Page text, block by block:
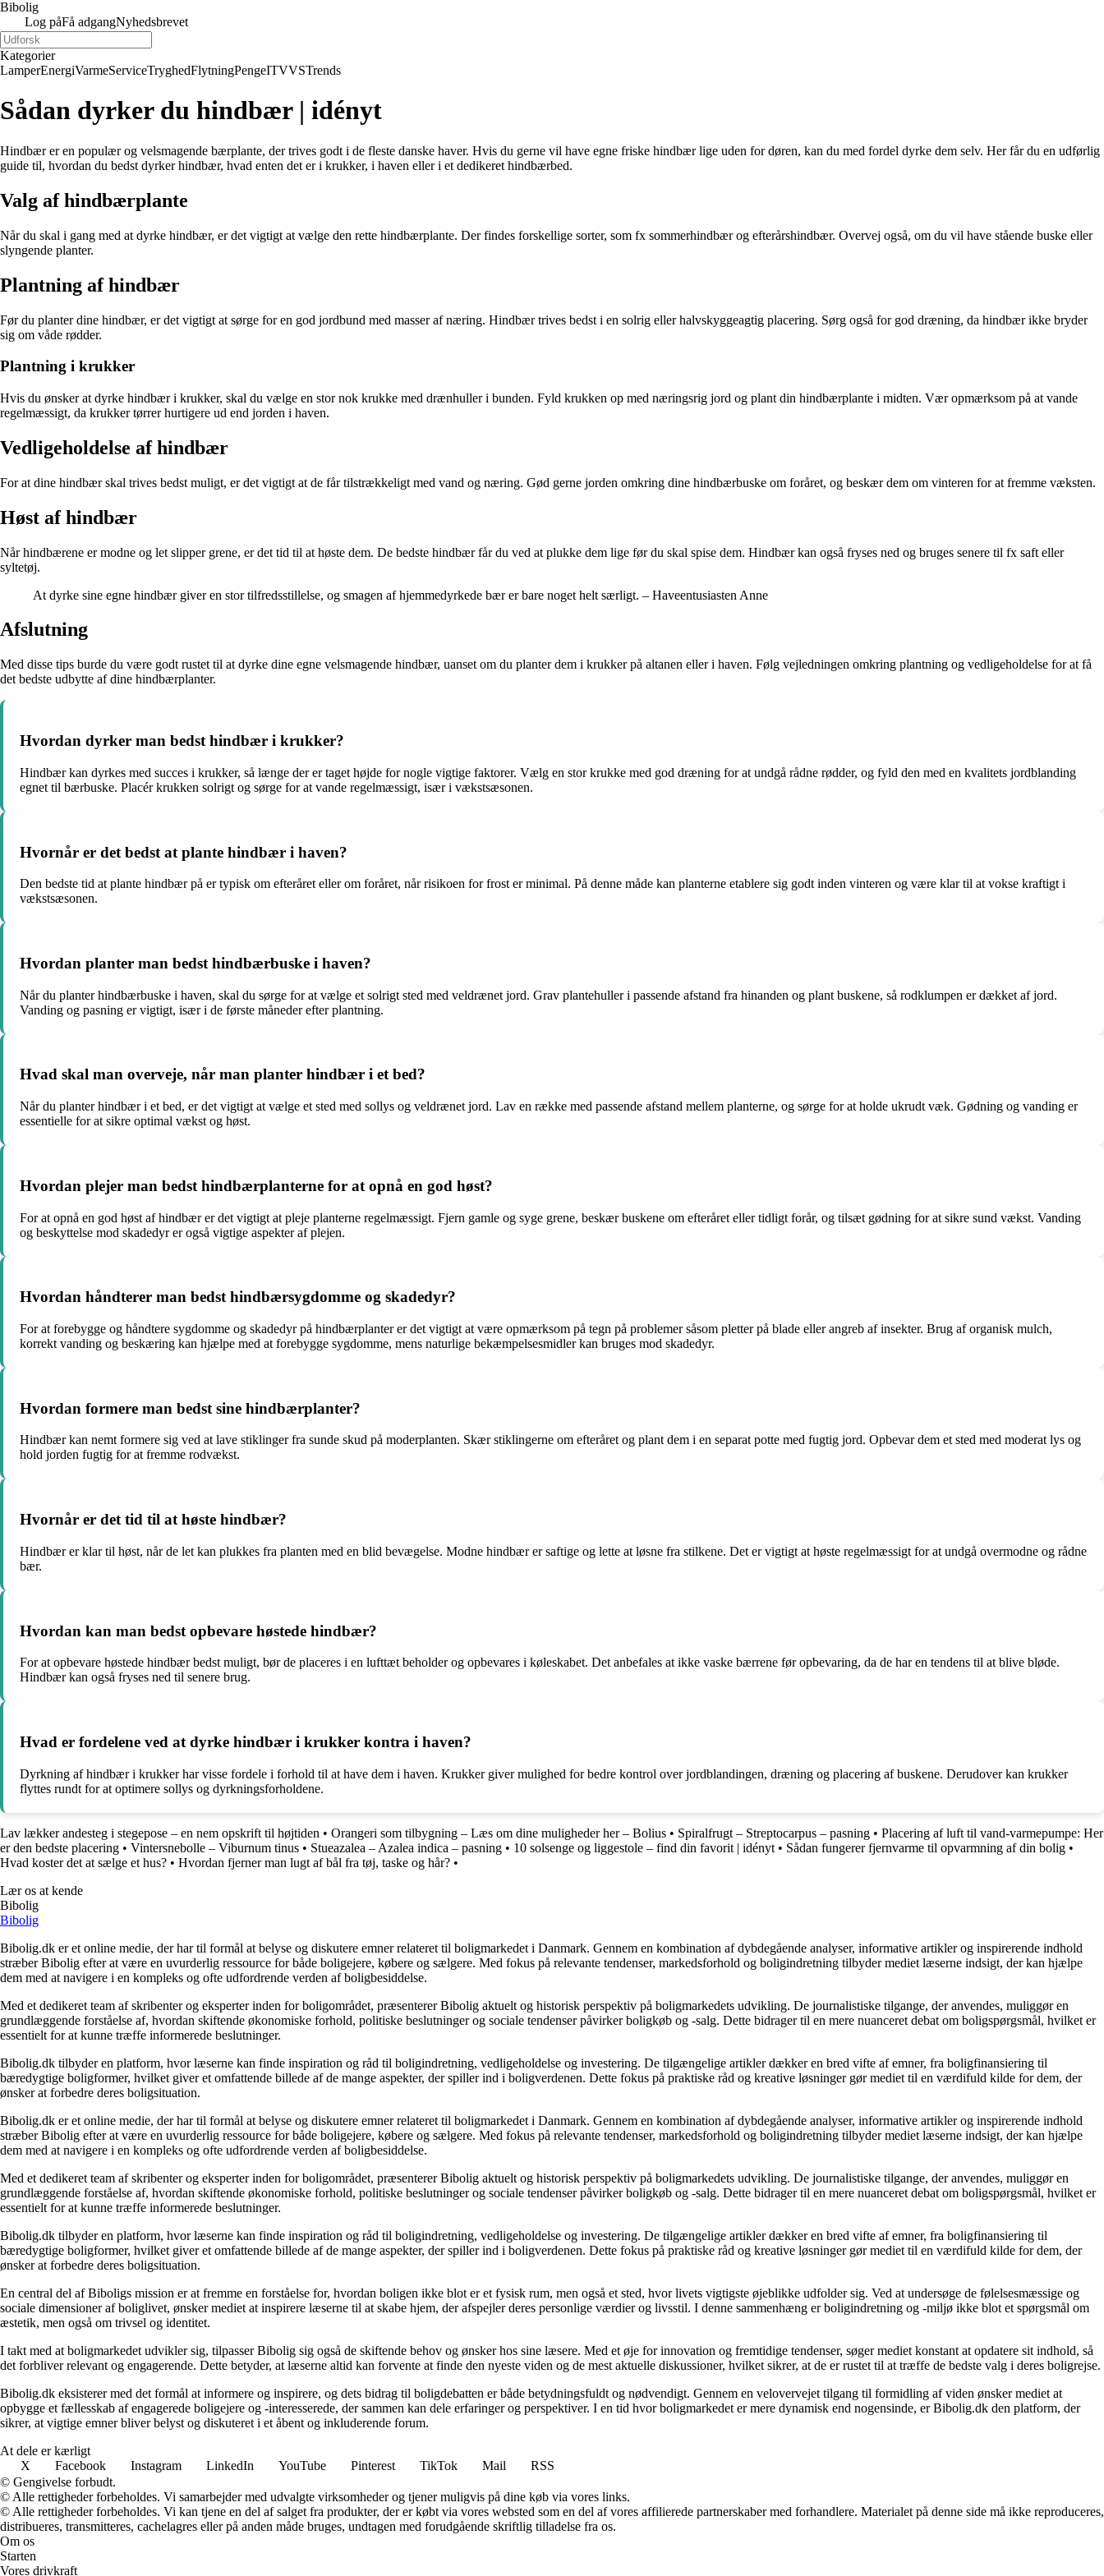
Bibolig
Log påFå adgangNyhedsbrevet
Kategorier
LamperEnergiVarmeServiceTryghedFlytningPengeITVVSTrends
Sådan dyrker du hindbær | idényt
Hindbær er en populær og velsmagende bærplante, der trives godt i de fleste danske haver. Hvis du gerne vil have egne friske hindbær lige uden for døren, kan du med fordel dyrke dem selv. Her får du en udførlig
guide til, hvordan du bedst dyrker hindbær, hvad enten det er i krukker, i haven eller i et dedikeret hindbærbed.
Valg af hindbærplante
Når du skal i gang med at dyrke hindbær, er det vigtigt at vælge den rette hindbærplante. Der findes forskellige sorter, som fx sommerhindbær og efterårshindbær. Overvej også, om du vil have stående buske eller
slyngende planter.
Plantning af hindbær
Før du planter dine hindbær, er det vigtigt at sørge for en god jordbund med masser af næring. Hindbær trives bedst i en solrig eller halvskyggeagtig placering. Sørg også for god dræning, da hindbær ikke bryder
sig om våde rødder.
Plantning i krukker
Hvis du ønsker at dyrke hindbær i krukker, skal du vælge en stor nok krukke med drænhuller i bunden. Fyld krukken op med næringsrig jord og plant din hindbærplante i midten. Vær opmærksom på at vande
regelmæssigt, da krukker tørrer hurtigere ud end jorden i haven.
Vedligeholdelse af hindbær
For at dine hindbær skal trives bedst muligt, er det vigtigt at de får tilstrækkeligt med vand og næring. Gød gerne jorden omkring dine hindbærbuske om foråret, og beskær dem om vinteren for at fremme væksten.
Høst af hindbær
Når hindbærene er modne og let slipper grene, er det tid til at høste dem. De bedste hindbær får du ved at plukke dem lige før du skal spise dem. Hindbær kan også fryses ned og bruges senere til fx saft eller
syltetøj.
At dyrke sine egne hindbær giver en stor tilfredsstillelse, og smagen af hjemmedyrkede bær er bare noget helt særligt. – Haveentusiasten Anne
Afslutning
Med disse tips burde du være godt rustet til at dyrke dine egne velsmagende hindbær, uanset om du planter dem i krukker på altanen eller i haven. Følg vejledningen omkring plantning og vedligeholdelse for at få
det bedste udbytte af dine hindbærplanter.
Hvordan dyrker man bedst hindbær i krukker?
Hindbær kan dyrkes med succes i krukker, så længe der er taget højde for nogle vigtige faktorer. Vælg en stor krukke med god dræning for at undgå rådne rødder, og fyld den med en kvalitets jordblanding
egnet til bærbuske. Placér krukken solrigt og sørge for at vande regelmæssigt, især i vækstsæsonen.
Hvornår er det bedst at plante hindbær i haven?
Den bedste tid at plante hindbær på er typisk om efteråret eller om foråret, når risikoen for frost er minimal. På denne måde kan planterne etablere sig godt inden vinteren og være klar til at vokse kraftigt i
vækstsæsonen.
Hvordan planter man bedst hindbærbuske i haven?
Når du planter hindbærbuske i haven, skal du sørge for at vælge et solrigt sted med veldrænet jord. Grav plantehuller i passende afstand fra hinanden og plant buskene, så rodklumpen er dækket af jord.
Vanding og pasning er vigtigt, især i de første måneder efter plantning.
Hvad skal man overveje, når man planter hindbær i et bed?
Når du planter hindbær i et bed, er det vigtigt at vælge et sted med sollys og veldrænet jord. Lav en række med passende afstand mellem planterne, og sørge for at holde ukrudt væk. Gødning og vanding er
essentielle for at sikre optimal vækst og høst.
Hvordan plejer man bedst hindbærplanterne for at opnå en god høst?
For at opnå en god høst af hindbær er det vigtigt at pleje planterne regelmæssigt. Fjern gamle og syge grene, beskær buskene om efteråret eller tidligt forår, og tilsæt gødning for at sikre sund vækst. Vanding
og beskyttelse mod skadedyr er også vigtige aspekter af plejen.
Hvordan håndterer man bedst hindbærsygdomme og skadedyr?
For at forebygge og håndtere sygdomme og skadedyr på hindbærplanter er det vigtigt at være opmærksom på tegn på problemer såsom pletter på blade eller angreb af insekter. Brug af organisk mulch,
korrekt vanding og beskæring kan hjælpe med at forebygge sygdomme, mens naturlige bekæmpelsesmidler kan bruges mod skadedyr.
Hvordan formere man bedst sine hindbærplanter?
Hindbær kan nemt formere sig ved at lave stiklinger fra sunde skud på moderplanten. Skær stiklingerne om efteråret og plant dem i en separat potte med fugtig jord. Opbevar dem et sted med moderat lys og
hold jorden fugtig for at fremme rodvækst.
Hvornår er det tid til at høste hindbær?
Hindbær er klar til høst, når de let kan plukkes fra planten med en blid bevægelse. Modne hindbær er saftige og lette at løsne fra stilkene. Det er vigtigt at høste regelmæssigt for at undgå overmodne og rådne
bær.
Hvordan kan man bedst opbevare høstede hindbær?
For at opbevare høstede hindbær bedst muligt, bør de placeres i en lufttæt beholder og opbevares i køleskabet. Det anbefales at ikke vaske bærrene før opbevaring, da de har en tendens til at blive bløde.
Hindbær kan også fryses ned til senere brug.
Hvad er fordelene ved at dyrke hindbær i krukker kontra i haven?
Dyrkning af hindbær i krukker har visse fordele i forhold til at have dem i haven. Krukker giver mulighed for bedre kontrol over jordblandingen, dræning og placering af buskene. Derudover kan krukker
flyttes rundt for at optimere sollys og dyrkningsforholdene.
Lav lækker andesteg i stegepose – en nem opskrift til højtiden • Orangeri som tilbygning – Læs om dine muligheder her – Bolius • Spiralfrugt – Streptocarpus – pasning • Placering af luft til vand-varmepumpe: Her
er den bedste placering • Vintersnebolle – Viburnum tinus • Stueazalea – Azalea indica – pasning • 10 solsenge og liggestole – find din favorit | idényt • Sådan fungerer fjernvarme til opvarmning af din bolig •
Hvad koster det at sælge et hus? • Hvordan fjerner man lugt af bål fra tøj, taske og hår? •
Lær os at kende
Bibolig
Bibolig
Bibolig.dk er et online medie, der har til formål at belyse og diskutere emner relateret til boligmarkedet i Danmark. Gennem en kombination af dybdegående analyser, informative artikler og inspirerende indhold
stræber Bibolig efter at være en uvurderlig ressource for både boligejere, købere og sælgere. Med fokus på relevante tendenser, markedsforhold og boligindretning tilbyder mediet læserne indsigt, der kan hjælpe
dem med at navigere i en kompleks og ofte udfordrende verden af boligbesiddelse.
Med et dedikeret team af skribenter og eksperter inden for boligområdet, præsenterer Bibolig aktuelt og historisk perspektiv på boligmarkedets udvikling. De journalistiske tilgange, der anvendes, muliggør en
grundlæggende forståelse af, hvordan skiftende økonomiske forhold, politiske beslutninger og sociale tendenser påvirker boligkøb og -salg. Dette bidrager til en mere nuanceret debat om boligspørgsmål, hvilket er
essentielt for at kunne træffe informerede beslutninger.
Bibolig.dk tilbyder en platform, hvor læserne kan finde inspiration og råd til boligindretning, vedligeholdelse og investering. De tilgængelige artikler dækker en bred vifte af emner, fra boligfinansiering til
bæredygtige boligformer, hvilket giver et omfattende billede af de mange aspekter, der spiller ind i boligverdenen. Dette fokus på praktiske råd og kreative løsninger gør mediet til en værdifuld kilde for dem, der
ønsker at forbedre deres boligsituation.
Bibolig.dk er et online medie, der har til formål at belyse og diskutere emner relateret til boligmarkedet i Danmark. Gennem en kombination af dybdegående analyser, informative artikler og inspirerende indhold
stræber Bibolig efter at være en uvurderlig ressource for både boligejere, købere og sælgere. Med fokus på relevante tendenser, markedsforhold og boligindretning tilbyder mediet læserne indsigt, der kan hjælpe
dem med at navigere i en kompleks og ofte udfordrende verden af boligbesiddelse.
Med et dedikeret team af skribenter og eksperter inden for boligområdet, præsenterer Bibolig aktuelt og historisk perspektiv på boligmarkedets udvikling. De journalistiske tilgange, der anvendes, muliggør en
grundlæggende forståelse af, hvordan skiftende økonomiske forhold, politiske beslutninger og sociale tendenser påvirker boligkøb og -salg. Dette bidrager til en mere nuanceret debat om boligspørgsmål, hvilket er
essentielt for at kunne træffe informerede beslutninger.
Bibolig.dk tilbyder en platform, hvor læserne kan finde inspiration og råd til boligindretning, vedligeholdelse og investering. De tilgængelige artikler dækker en bred vifte af emner, fra boligfinansiering til
bæredygtige boligformer, hvilket giver et omfattende billede af de mange aspekter, der spiller ind i boligverdenen. Dette fokus på praktiske råd og kreative løsninger gør mediet til en værdifuld kilde for dem, der
ønsker at forbedre deres boligsituation.
En central del af Biboligs mission er at fremme en forståelse for, hvordan boligen ikke blot er et fysisk rum, men også et sted, hvor livets vigtigste øjeblikke udfolder sig. Ved at undersøge de følelsesmæssige og
sociale dimensioner af boliglivet, ønsker mediet at inspirere læserne til at skabe hjem, der afspejler deres personlige værdier og livsstil. I denne sammenhæng er boligindretning og -miljø ikke blot et spørgsmål om
æstetik, men også om trivsel og identitet.
I takt med at boligmarkedet udvikler sig, tilpasser Bibolig sig også de skiftende behov og ønsker hos sine læsere. Med et øje for innovation og fremtidige tendenser, søger mediet konstant at opdatere sit indhold, så
det forbliver relevant og engagerende. Dette betyder, at læserne altid kan forvente at finde den nyeste viden og de mest aktuelle diskussioner, hvilket sikrer, at de er rustet til at træffe de bedste valg i deres boligrejse.
Bibolig.dk eksisterer med det formål at informere og inspirere, og dets bidrag til boligdebatten er både betydningsfuldt og nødvendigt. Gennem en velovervejet tilgang til formidling af viden ønsker mediet at
opbygge et fællesskab af engagerede boligejere og -interesserede, der sammen kan dele erfaringer og perspektiver. I en tid hvor boligmarkedet er mere dynamisk end nogensinde, er Bibolig.dk den platform, der
sikrer, at vigtige emner bliver belyst og diskuteret i et åbent og inkluderende forum.
At dele er kærligt
X
Facebook Instagram LinkedIn YouTube Pinterest TikTok Mail
RSS
© Gengivelse forbudt.
© Alle rettigheder forbeholdes. Vi samarbejder med udvalgte virksomheder og tjener muligvis på dine køb via vores links.
© Alle rettigheder forbeholdes. Vi kan tjene en del af salget fra produkter, der er købt via vores websted som en del af vores affilierede partnerskaber med forhandlere. Materialet på denne side må ikke reproduceres,
distribueres, transmitteres, cachelagres eller på anden måde bruges, undtagen med forudgående skriftlig tilladelse fra os.
Om os
Starten
Vores drivkraft